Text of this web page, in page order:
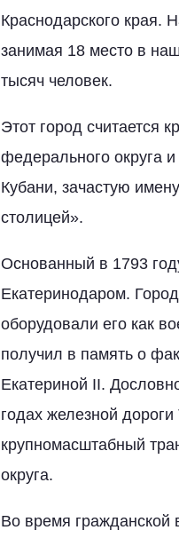
Краснодарского края.
занимая 18 место в
тысяч человек.
Этот город считается
федерального округа
Кубани, зачастую
столицей».
Основанный в 1793
Екатеринодаром.
оборудовали его как
получил в память о
Екатериной II.
годах железной
крупномасштабный
округа.
Во время гражданской